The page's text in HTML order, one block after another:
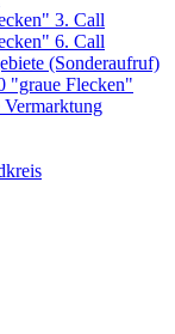
3. Call
6. Call
(Sonderaufruf)
"graue Flecken"